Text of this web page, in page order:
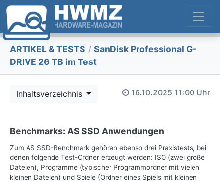
ARTIKEL & TESTS / SanDisk Professional G-
DRIVE 26 TB im Test
Inhaltsverzeichnis 16.10.2025 11:00 Uhr
Benchmarks: AS SSD Anwendungen
Zum AS SSD-Benchmark gehören ebenso drei Praxistests, bei
denen folgende Test-Ordner erzeugt werden: ISO (zwei große
Dateien), Programme (typischer Programmordner mit vielen
kleinen Dateien) und Spiele (Ordner eines Spiels mit kleinen